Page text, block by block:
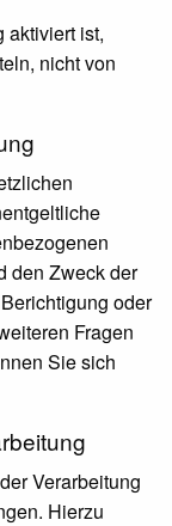
aktiviert ist,
nicht von
den Zweck der
oder
Fragen
Sie sich
Verarbeitung
Hierzu